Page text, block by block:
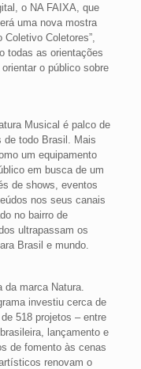
o NA FAIXA, que
uma nova mostra
Coletores”,
todas as orientações
o público sobre
Musical é palco de
de todo Brasil. Mais
um equipamento
em busca de um
de shows, eventos
nos seus canais
no bairro de
ultrapassam os
Brasil e mundo.
marca Natura.
investiu cerca de
518 projetos – entre
lançamento e
de fomento às cenas
renovam o